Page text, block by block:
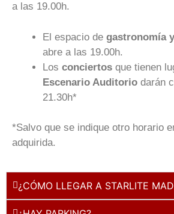
a las 19.00h.
El espacio de gastronomía
abre a las 19.00h.
Los conciertos que tienen
Escenario Auditorio darán
21.30h*
*Salvo que se indique otro horario
adquirida.
¿CÓMO LLEGAR A STARLITE